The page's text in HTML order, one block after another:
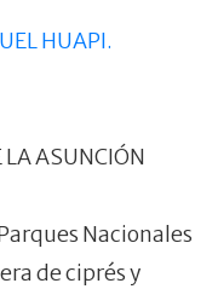
HUAPI.
LA ASUNCIÓN
Nacionales
de ciprés y